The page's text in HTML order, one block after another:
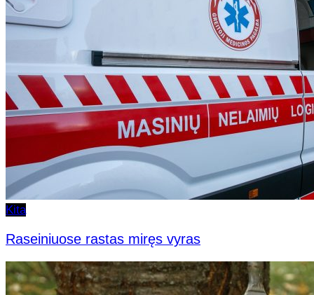
Kita
Raseiniuose rastas miręs vyras